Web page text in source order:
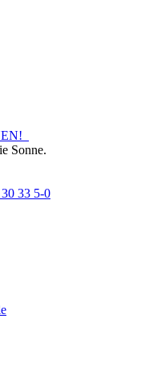
Sonne.
33 5-0